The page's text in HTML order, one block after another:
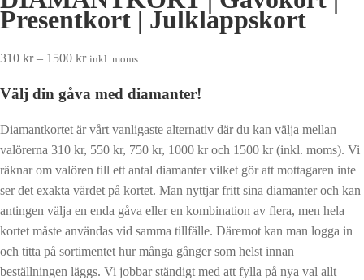
Presentkort | Julklappskort
310 kr – 1500 krPrisintervall:
till
inkl. moms
Välj din gåva med diamanter!
Diamantkortet är vårt vanligaste alternativ där du kan välja mellan
valörerna 310 kr, 550 kr, 750 kr, 1000 kr och 1500 kr (inkl. moms). Vi
räknar om valören till ett antal diamanter vilket gör att mottagaren inte
ser det exakta värdet på kortet. Man nyttjar fritt sina diamanter och kan
antingen välja en enda gåva eller en kombination av flera, men hela
kortet måste användas vid samma tillfälle. Däremot kan man logga in
och titta på sortimentet hur många gånger som helst innan
beställningen läggs. Vi jobbar ständigt med att fylla på nya val allt